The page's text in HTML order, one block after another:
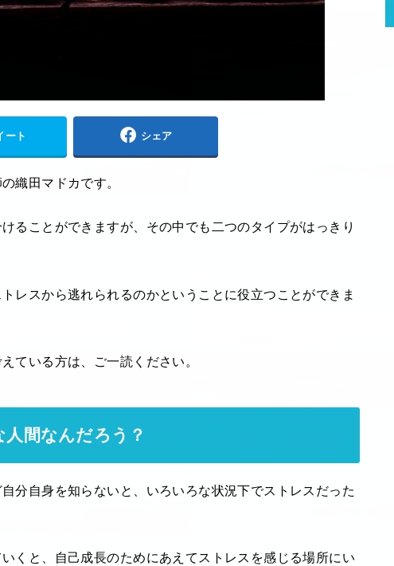
ート シェア
織田マドカです。
ることができますが、その中でも二つのタイプがはっきり
レスから逃れられるのかということに役立つことができま
ている方は、ご一読ください。
間なんだろう？
分自身を知らないと、いろいろな状況下でストレスだった
くと、自己成長のためにあえてストレスを感じる場所にい